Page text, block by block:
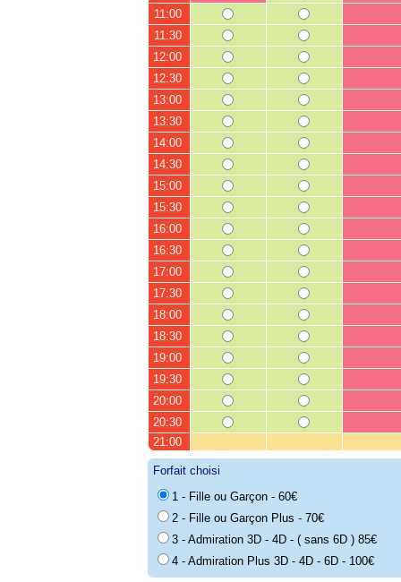
11:00
11:30
12:00
12:30
13:00
13:30
14:00
14:30
15:00
15:30
16:00
16:30
17:00
17:30
18:00
18:30
19:00
19:30
20:00
20:30
21:00
Forfait choisi
1 - Fille ou Garçon - 60€
2 - Fille ou Garçon Plus - 70€
3 - Admiration 3D - 4D - ( sans 6D ) 85€
4 - Admiration Plus 3D - 4D - 6D - 100€